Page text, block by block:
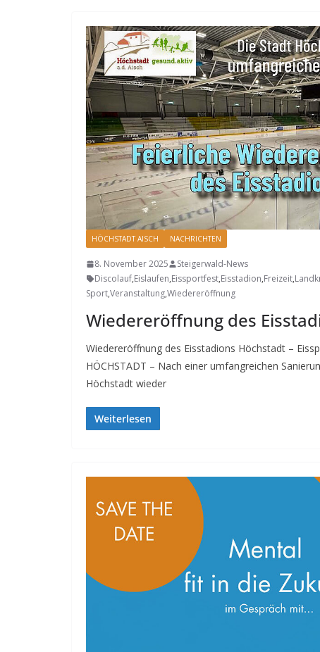
HÖCHSTADT AISCH NACHRICHTEN
8. November 2025
Steigerwald-News
Discolauf,Eislaufen,Eissportfest,Eisstadion,Freizeit,
Sport,Veranstaltung,Wiedereröffnung
Wiedereröffnung des
Wiedereröffnung des Eisstadions Höchstadt –
HÖCHSTADT – Nach einer umfangreichen
Höchstadt wieder
Weiterlesen